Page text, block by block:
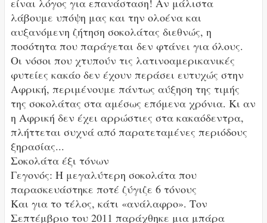
είναι λόγος για επανάσταση! Αν μάλιστα
λάβουμε υπόψη μας και την ολοένα και
αυξανόμενη ζήτηση σοκολάτας διεθνώς, η
ποσότητα που παράγεται δεν φτάνει για όλους.
Οι νόσοι που χτυπούν τις λατινοαμερικανικές
φυτείες κακάο δεν έχουν περάσει ευτυχώς στην
Αφρική, περιμένουμε πάντως αύξηση της τιμής
της σοκολάτας στα αμέσως επόμενα χρόνια. Κι αν
η Αφρική δεν έχει αρρώστιες στα κακαόδεντρα,
πλήττεται συχνά από παρατεταμένες περιόδους
ξηρασίας...
Σοκολάτα έξι τόνων
Γεγονός: Η μεγαλύτερη σοκολάτα που
παρασκευάστηκε ποτέ ζύγιζε 6 τόνους
Και για το τέλος, κάτι «ανάλαφρο». Τον
Σεπτέμβριο του 2011 παράχθηκε μια μπάρα